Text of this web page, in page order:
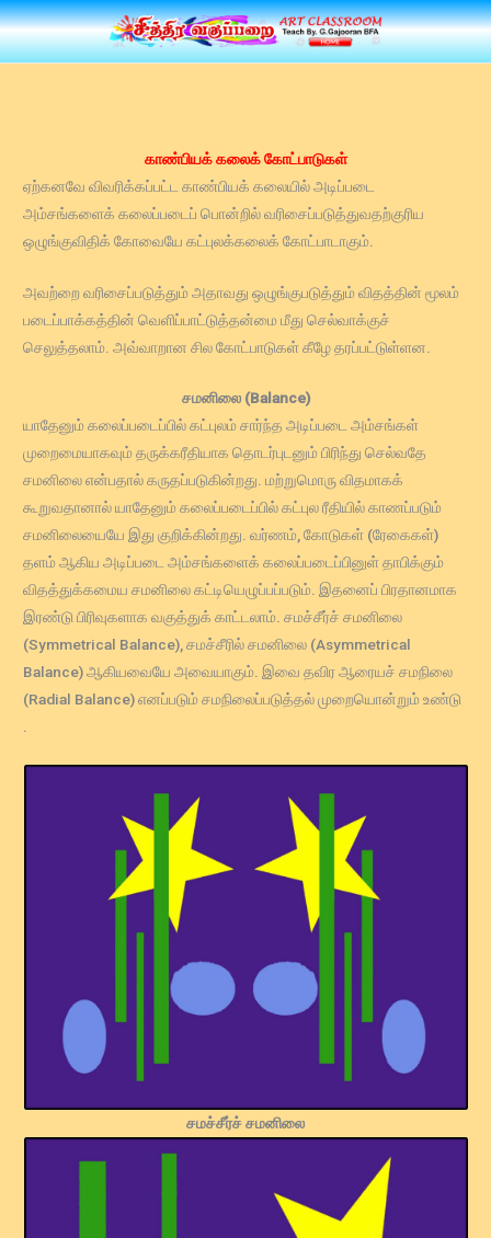
Skip
to
content
காண்பியக் கலைக் கோட்பாடுகள்
ஏற்கனவே விவரிக்கப்பட்ட காண்பியக் கலையில் அடிப்படை
அம்சங்களைக் கலைப்படைப் பொன்றில் வரிசைப்படுத்துவதற்குரிய
ஒழுங்குவிதிக் கோவையே கட்புலக்கலைக் கோட்பாடாகும்.
அவற்றை வரிசைப்படுத்தும் அதாவது ஒழுங்குபடுத்தும் விதத்தின் மூலம்
படைப்பாக்கத்தின் வெளிப்பாட்டுத்தன்மை மீது செல்வாக்குச்
செலுத்தலாம். அவ்வாறான சில கோட்பாடுகள் கீழே தரப்பட்டுள்ளன.
சமனிலை (Balance)
யாதேனும் கலைப்படைப்பில் கட்புலம் சார்ந்த அடிப்படை அம்சங்கள்
முறைமையாகவும் தருக்கரீதியாக தொடர்புடனும் பிரிந்து செல்வதே
சமனிலை என்பதால் கருதப்படுகின்றது. மற்றுமொரு விதமாகக்
கூறுவதானால் யாதேனும் கலைப்படைப்பில் கட்புல ரீதியில் காணப்படும்
சமனிலையையே இது குறிக்கின்றது. வர்ணம், கோடுகள் (ரேகைகள்)
தளம் ஆகிய அடிப்படை அம்சங்களைக் கலைப்படைப்பினுள் தாபிக்கும்
விதத்துக்கமைய சமனிலை கட்டியெழுப்பப்படும். இதனைப் பிரதானமாக
இரண்டு பிரிவுகளாக வகுத்துக் காட்டலாம். சமச்சீர்ச் சமனிலை
(Symmetrical Balance), சமச்சீரில் சமனிலை (Asymmetrical
Balance) ஆகியவையே அவையாகும். இவை தவிர ஆரையச் சமநிலை
(Radial Balance) எனப்படும் சமநிலைப்படுத்தல் முறையொன்றும் உண்டு
.
சமச்சீர்ச் சமனிலை